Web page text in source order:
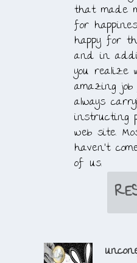
that made
for
happy for
and in
you realize
amazing
always
instructing
web site.
haven’t
of us.